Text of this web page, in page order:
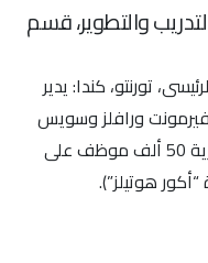
متخصصة التدريب والتطوير، قسم
تورنتو، كندا: يدير
ورافلز وسويس
أوتيل عالميًا ويخدم قسم الموارد البشرية 50 ألف موظف على
هوتيلز”).